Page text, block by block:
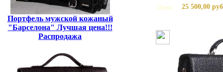
Портфель мужской кожаный
"Барселона" Лучшая цена!!!
Распродажа
Цена:
25 500,00